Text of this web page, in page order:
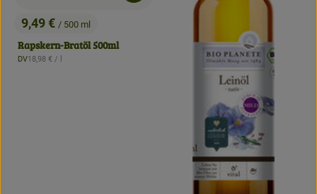
, Preis:
9,49 € / 500 ml
Rapskern-Bratöl 500ml
, Herkunft:
DV, Referenzpreis:
18,98 € / l